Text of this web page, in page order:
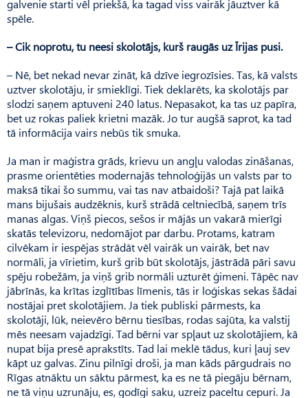
galvenie starti vēl priekšā, ka tagad viss vairāk jāuztver kā
spēle.
– Cik noprotu, tu neesi skolotājs, kurš raugās uz Īrijas pusi.
– Nē, bet nekad nevar zināt, kā dzīve iegrozīsies. Tas, kā valsts
uztver skolotāju, ir smieklīgi. Tiek deklarēts, ka skolotājs par
slodzi saņem aptuveni 240 latus. Nepasakot, ka tas uz papīra,
bet uz rokas paliek krietni mazāk. Jo tur augšā saprot, ka tad
tā informācija vairs nebūs tik smuka.
Ja man ir maģistra grāds, krievu un angļu valodas zināšanas,
prasme orientēties modernajās tehnoloģijās un valsts par to
maksā tikai šo summu, vai tas nav atbaidoši? Tajā pat laikā
mans bijušais audzēknis, kurš strādā celtniecībā, saņem trīs
manas algas. Viņš piecos, sešos ir mājās un vakarā mierīgi
skatās televizoru, nedomājot par darbu. Protams, katram
cilvēkam ir iespējas strādāt vēl vairāk un vairāk, bet nav
normāli, ja vīrietim, kurš grib būt skolotājs, jāstrādā pāri savu
spēju robežām, ja viņš grib normāli uzturēt ģimeni. Tāpēc nav
jābrīnās, ka krītas izglītības līmenis, tās ir loģiskas sekas šādai
nostājai pret skolotājiem. Ja tiek publiski pārmests, ka
skolotāji, lūk, neievēro bērnu tiesības, rodas sajūta, ka valstij
mēs neesam vajadzīgi. Tad bērni var spļaut uz skolotājiem, kā
nupat bija presē aprakstīts. Tad lai meklē tādus, kuri ļauj sev
kāpt uz galvas. Zinu pilnīgi droši, ja man kāds pārgudrais no
Rīgas atnāktu un sāktu pārmest, ka es ne tā piegāju bērnam,
ne tā viņu uzrunāju, es, godīgi saku, uzreiz paceltu cepuri. Ja